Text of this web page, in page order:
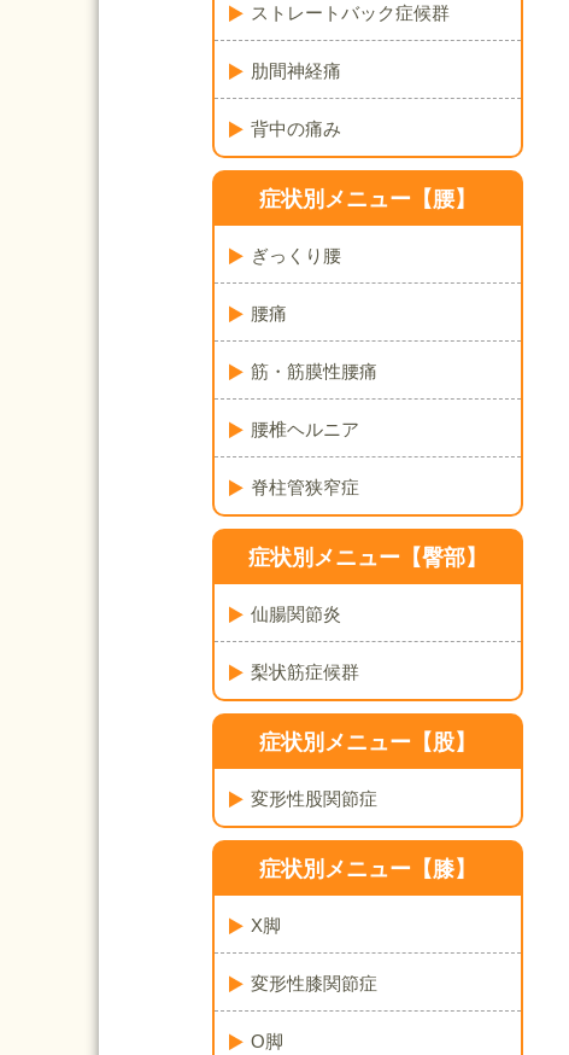
ストレートバック症候群
肋間神経痛
背中の痛み
症状別メニュー【腰】
ぎっくり腰
腰痛
筋・筋膜性腰痛
腰椎ヘルニア
脊柱管狭窄症
症状別メニュー【臀部】
仙腸関節炎
梨状筋症候群
症状別メニュー【股】
変形性股関節症
症状別メニュー【膝】
X脚
変形性膝関節症
O脚